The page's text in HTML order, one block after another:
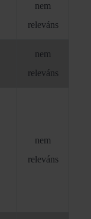
nem
releváns
nem
releváns
nem
releváns